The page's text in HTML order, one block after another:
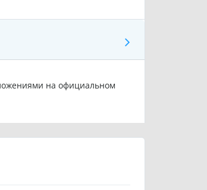
на официальном